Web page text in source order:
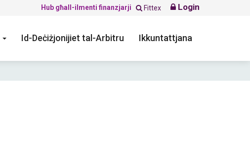
Hub għall-ilmenti finanzjarji Fittex Login
Id-Deċiżjonijiet tal-Arbitru Ikkuntattjana